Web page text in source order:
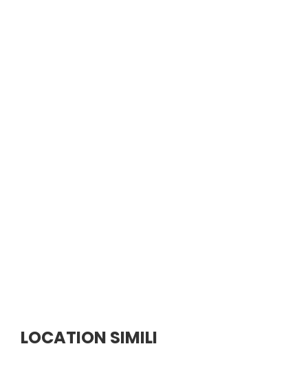
LOCATION SIMILI